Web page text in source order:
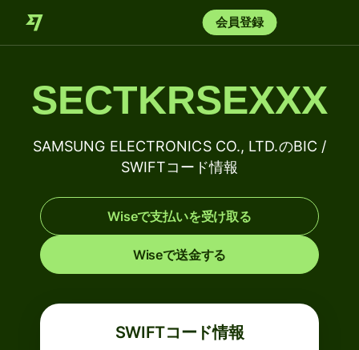
会員登録
SECTKRSEXXX
SAMSUNG ELECTRONICS CO., LTD.のBIC /
SWIFTコード情報
Wiseで支払いを受け取る
Wiseで送金する
SWIFTコード情報